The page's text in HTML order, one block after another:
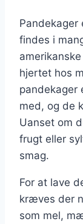
Pandekager
findes i
hjertet hos
pandekager
med, og de
Uanset om
frugt eller
smag.
For at lave
kræves der
som mel,